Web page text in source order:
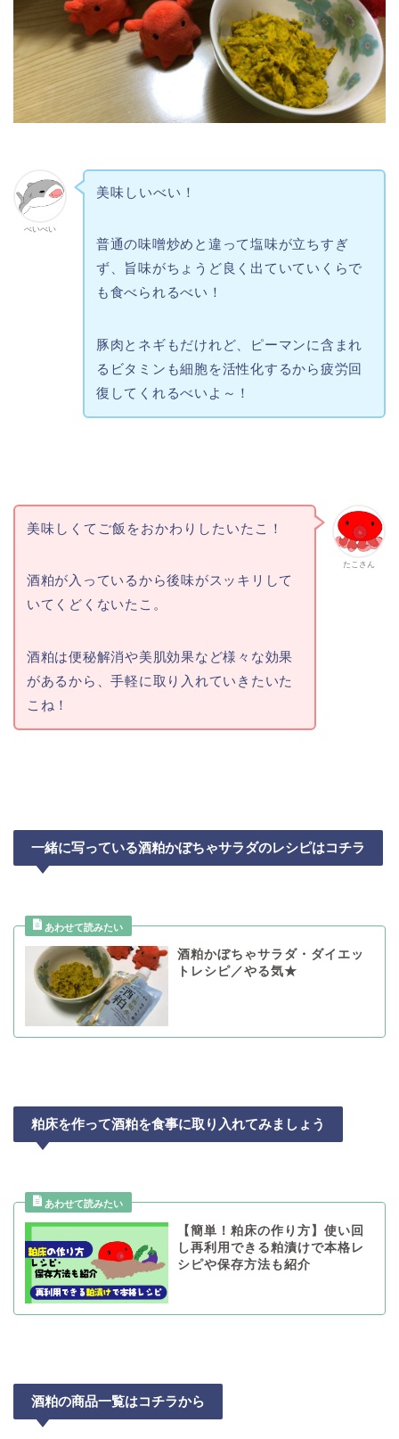
べいべい
美味しいべい！
普通の味噌炒めと違って塩味が立ちすぎ
ず、旨味がちょうど良く出ていていくらで
も食べられるべい！
豚肉とネギもだけれど、ピーマンに含まれ
るビタミンも細胞を活性化するから疲労回
復してくれるべいよ～！
たこさん
美味しくてご飯をおかわりしたいたこ！
酒粕が入っているから後味がスッキリして
いてくどくないたこ。
酒粕は便秘解消や美肌効果など様々な効果
があるから、手軽に取り入れていきたいた
こね！
一緒に写っている酒粕かぼちゃサラダのレシピはコチラ
酒粕かぼちゃサラダ・ダイエッ
トレシピ／やる気★
粕床を作って酒粕を食事に取り入れてみましょう
【簡単！粕床の作り方】使い回
し再利用できる粕漬けで本格レ
シピや保存方法も紹介
酒粕の商品一覧はコチラから